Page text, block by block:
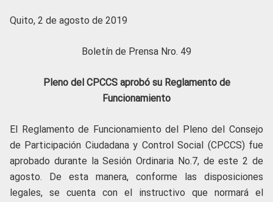
Quito, 2 de agosto de 2019
Boletín de Prensa Nro. 49
Pleno del CPCCS aprobó su Reglamento de
Funcionamiento
El Reglamento de Funcionamiento del Pleno del Consejo
de Participación Ciudadana y Control Social (CPCCS) fue
aprobado durante la Sesión Ordinaria No.7, de este 2 de
agosto. De esta manera, conforme las disposiciones
legales, se cuenta con el instructivo que normará el